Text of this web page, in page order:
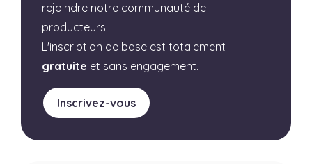
rejoindre notre communauté de
producteurs.
L'inscription de base est totalement
gratuite et sans engagement.
Inscrivez-vous